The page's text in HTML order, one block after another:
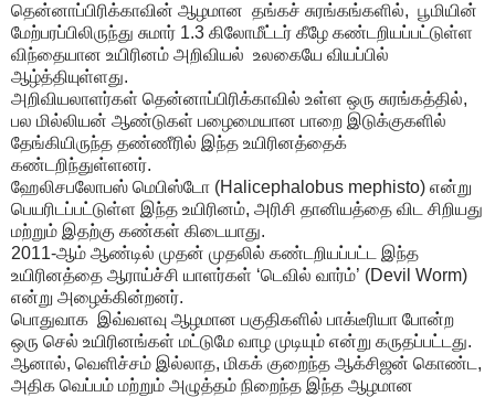
தென்னாப்பிரிக்காவின் ஆழமான தங்கச் சுரங்கங்களில், பூமியின்
மேற்பரப்பிலிருந்து சுமார் 1.3 கிலோமீட்டர் கீழே கண்டறியப்பட்டுள்ள
விந்தையான உயிரினம் அறிவியல் உலகையே வியப்பில்
ஆழ்த்தியுள்ளது.
அறிவியலாளர்கள் தென்னாப்பிரிக்காவில் உள்ள ஒரு சுரங்கத்தில்,
பல மில்லியன் ஆண்டுகள் பழைமையான பாறை இடுக்குகளில்
தேங்கியிருந்த தண்ணீரில் இந்த உயிரினத்தைக்
கண்டறிந்துள்ளனர்.
ஹேலிசபலோபஸ் மெபிஸ்டோ (Halicephalobus mephisto) என்று
பெயரிடப்பட்டுள்ள இந்த உயிரினம், அரிசி தானியத்தை விட சிறியது
மற்றும் இதற்கு கண்கள் கிடையாது.
2011-ஆம் ஆண்டில் முதன் முதலில் கண்டறியப்பட்ட இந்த
உயிரினத்தை ஆராய்ச்சி யாளர்கள் ‘டெவில் வார்ம்’ (Devil Worm)
என்று அழைக்கின்றனர்.
பொதுவாக இவ்வளவு ஆழமான பகுதிகளில் பாக்டீரியா போன்ற
ஒரு செல் உயிரினங்கள் மட்டுமே வாழ முடியும் என்று கருதப்பட்டது.
ஆனால், வெளிச்சம் இல்லாத, மிகக் குறைந்த ஆக்சிஜன் கொண்ட,
அதிக வெப்பம் மற்றும் அழுத்தம் நிறைந்த இந்த ஆழமான